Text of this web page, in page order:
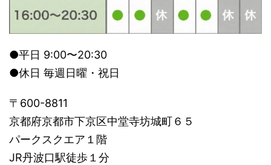
●平日 9:00〜20:30
●休日 毎週日曜・祝日
〒600-8811
京都府京都市下京区中堂寺坊城町６５
パークスクエア１階
JR丹波口駅徒歩１分